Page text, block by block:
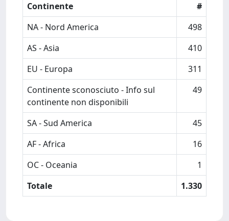
Continente
#
NA - Nord America
498
AS - Asia
410
EU - Europa
311
Continente sconosciuto - Info sul
continente non disponibili
49
SA - Sud America
45
AF - Africa
16
OC - Oceania
1
Totale
1.330